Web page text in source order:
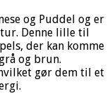
og Puddel og er
Denne lille til
der kan komme
og brun.
gør dem til et